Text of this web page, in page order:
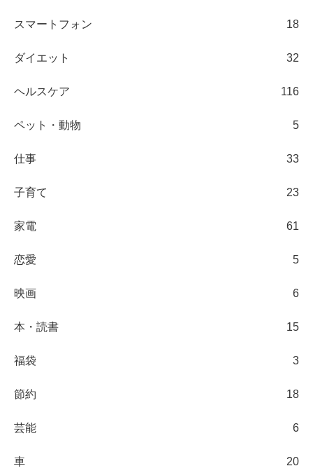
スマートフォン 18
ダイエット 32
ヘルスケア 116
ペット・動物 5
仕事 33
子育て 23
家電 61
恋愛 5
映画 6
本・読書 15
福袋 3
節約 18
芸能 6
車 20